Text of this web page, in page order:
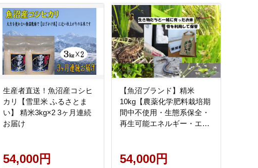
生産者直送！魚沼産コシヒ
カリ【雪里米 ふるさとま
い】 精米3kg×2 3ヶ月連続
お届け
54,000円
【魚沼ブランド】精米
10kg【農薬化学肥料栽培期
間中不使用・生態系保全・
再生可能エネルギー・エコ
54,000円